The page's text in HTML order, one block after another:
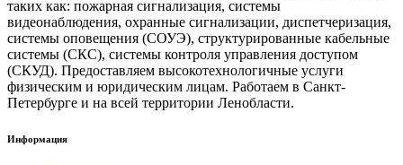
таких как: пожарная сигнализация, системы
видеонаблюдения, охранные сигнализации, диспетчеризация,
системы оповещения (СОУЭ), структурированные кабельные
системы (СКС), системы контроля управления доступом
(СКУД). Предоставляем высокотехнологичные услуги
физическим и юридическим лицам. Работаем в Санкт-
Петербурге и на всей территории Ленобласти.
Информация